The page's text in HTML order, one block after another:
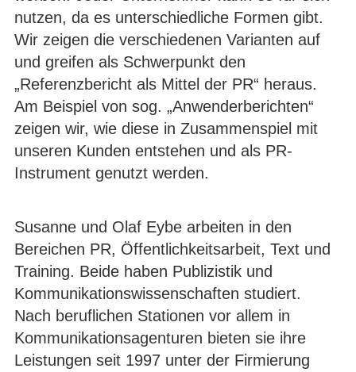
nutzen, da es unterschiedliche Formen gibt.
Wir zeigen die verschiedenen Varianten auf
und greifen als Schwerpunkt den
„Referenzbericht als Mittel der PR“ heraus.
Am Beispiel von sog. „Anwenderberichten“
zeigen wir, wie diese in Zusammenspiel mit
unseren Kunden entstehen und als PR-
Instrument genutzt werden.
Susanne und Olaf Eybe arbeiten in den
Bereichen PR, Öffentlichkeitsarbeit, Text und
Training. Beide haben Publizistik und
Kommunikationswissenschaften studiert.
Nach beruflichen Stationen vor allem in
Kommunikationsagenturen bieten sie ihre
Leistungen seit 1997 unter der Firmierung